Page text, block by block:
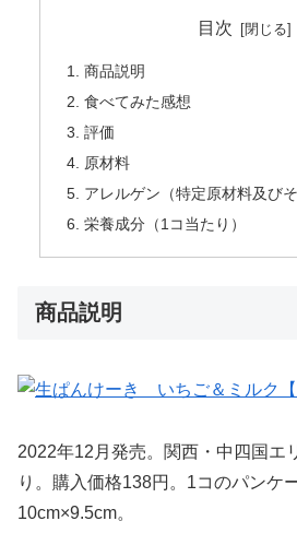
目次
商品説明
食べてみた感想
評価
原材料
アレルゲン（特定原材料及び
栄養成分（1コ当たり）
商品説明
2022年12月発売。関西・中四国エ
り。購入価格138円。1コのパンケ
10cm×9.5cm。